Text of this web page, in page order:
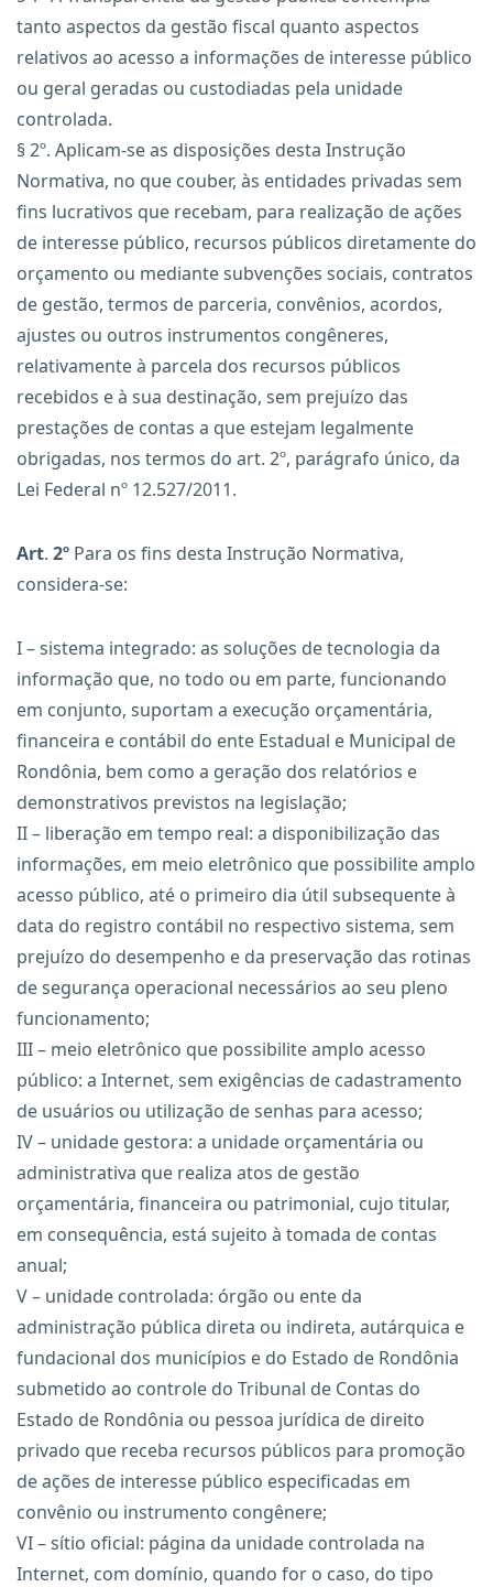
tanto aspectos da gestão fiscal quanto aspectos
relativos ao acesso a informações de interesse público
ou geral geradas ou custodiadas pela unidade
controlada.
§ 2º. Aplicam-se as disposições desta Instrução
Normativa, no que couber, às entidades privadas sem
fins lucrativos que recebam, para realização de ações
de interesse público, recursos públicos diretamente do
orçamento ou mediante subvenções sociais, contratos
de gestão, termos de parceria, convênios, acordos,
ajustes ou outros instrumentos congêneres,
relativamente à parcela dos recursos públicos
recebidos e à sua destinação, sem prejuízo das
prestações de contas a que estejam legalmente
obrigadas, nos termos do art. 2º, parágrafo único, da
Lei Federal nº 12.527/2011.
Art. 2º Para os fins desta Instrução Normativa,
considera-se:
I – sistema integrado: as soluções de tecnologia da
informação que, no todo ou em parte, funcionando
em conjunto, suportam a execução orçamentária,
financeira e contábil do ente Estadual e Municipal de
Rondônia, bem como a geração dos relatórios e
demonstrativos previstos na legislação;
II – liberação em tempo real: a disponibilização das
informações, em meio eletrônico que possibilite amplo
acesso público, até o primeiro dia útil subsequente à
data do registro contábil no respectivo sistema, sem
prejuízo do desempenho e da preservação das rotinas
de segurança operacional necessários ao seu pleno
funcionamento;
III – meio eletrônico que possibilite amplo acesso
público: a Internet, sem exigências de cadastramento
de usuários ou utilização de senhas para acesso;
IV – unidade gestora: a unidade orçamentária ou
administrativa que realiza atos de gestão
orçamentária, financeira ou patrimonial, cujo titular,
em consequência, está sujeito à tomada de contas
anual;
V – unidade controlada: órgão ou ente da
administração pública direta ou indireta, autárquica e
fundacional dos municípios e do Estado de Rondônia
submetido ao controle do Tribunal de Contas do
Estado de Rondônia ou pessoa jurídica de direito
privado que receba recursos públicos para promoção
de ações de interesse público especificadas em
convênio ou instrumento congênere;
VI – sítio oficial: página da unidade controlada na
Internet, com domínio, quando for o caso, do tipo